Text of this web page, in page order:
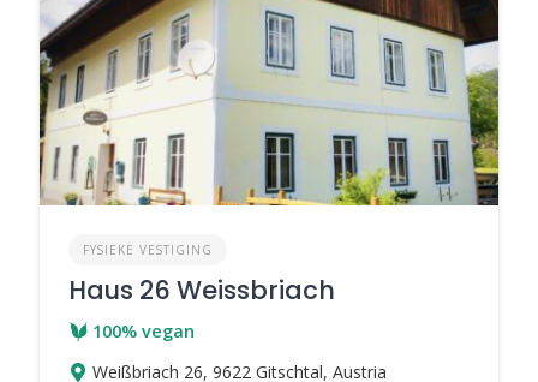
FYSIEKE VESTIGING
Haus 26 Weissbriach
100% vegan
Weißbriach 26, 9622 Gitschtal, Austria